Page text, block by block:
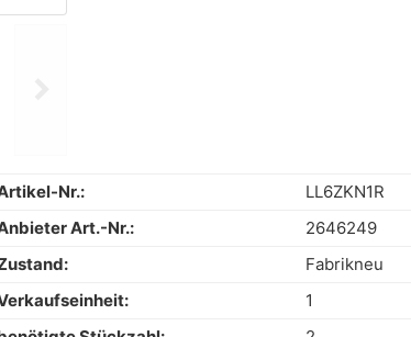
Nr.:
LL6ZKN1R
Art.-Nr.:
2646249
Fabrikneu
1